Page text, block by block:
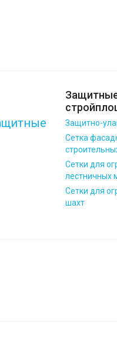
Защитно-
Сетка
Сетки для
лестничных
Сетки для
шахт